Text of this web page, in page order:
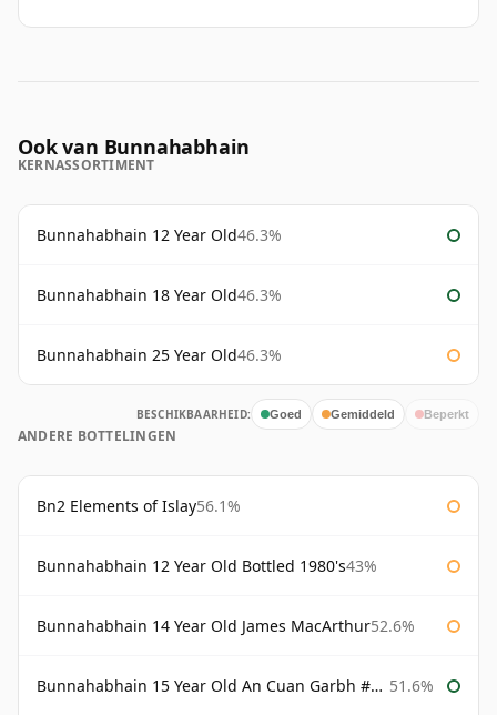
Ook van Bunnahabhain
KERNASSORTIMENT
Bunnahabhain 12 Year Old46.3%
Bunnahabhain 18 Year Old46.3%
Bunnahabhain 25 Year Old46.3%
BESCHIKBAARHEID: Goed Gemiddeld Beperkt
ANDERE BOTTELINGEN
Bn2 Elements of Islay56.1%
Bunnahabhain 12 Year Old Bottled 1980's43%
Bunnahabhain 14 Year Old James MacArthur52.6%
Bunnahabhain 15 Year Old An Cuan Garbh #1 Westering Home Collection 51.6%